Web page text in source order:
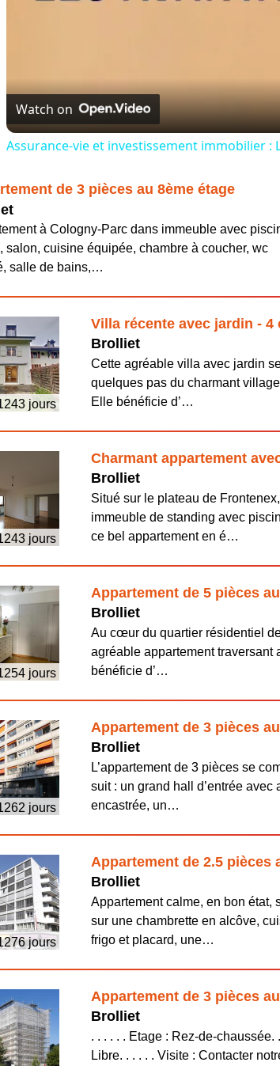
Watch on
Assurance-vie et investissement immobilier :
de 3 pièces au 8ème étage
à Cologny-Parc dans immeuble avec
salon, cuisine équipée, chambre à coucher, wc
salle de bains,…
Villa récente avec jardin - 4
jours
Brolliet
Cette agréable villa avec jardin
quelques pas du charmant
Elle bénéficie d’…
Charmant appartement
jours
Brolliet
Situé sur le plateau de
immeuble de standing avec
ce bel appartement en é…
Appartement de 5 pièces
jours
Brolliet
Au cœur du quartier résidentiel
agréable appartement traversant
bénéficie d’…
Appartement de 3 pièces
jours
Brolliet
L’appartement de 3 pièces se
suit : un grand hall d’entrée avec
encastrée, un…
Appartement de 2.5 pièces
jours
Brolliet
Appartement calme, en bon état,
sur une chambrette en alcôve,
frigo et placard, une…
Appartement de 3 pièces
Brolliet
. . . . . . Etage : Rez-de-chaussée.
Libre. . . . . . Visite : Contacter